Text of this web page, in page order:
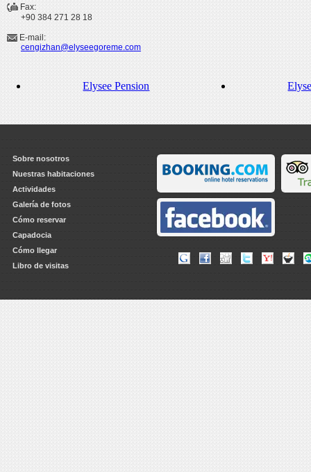
Fax:
+90 384 271 28 18
E-mail:
cengizhan@elyseegoreme.com
Elysee Pension
Sobre nosotros
Nuestras habitaciones
Actividades
Galería de fotos
Cómo reservar
Capadocia
Cómo llegar
Libro de visitas